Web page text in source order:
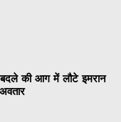
की आग में लौटे इमरान